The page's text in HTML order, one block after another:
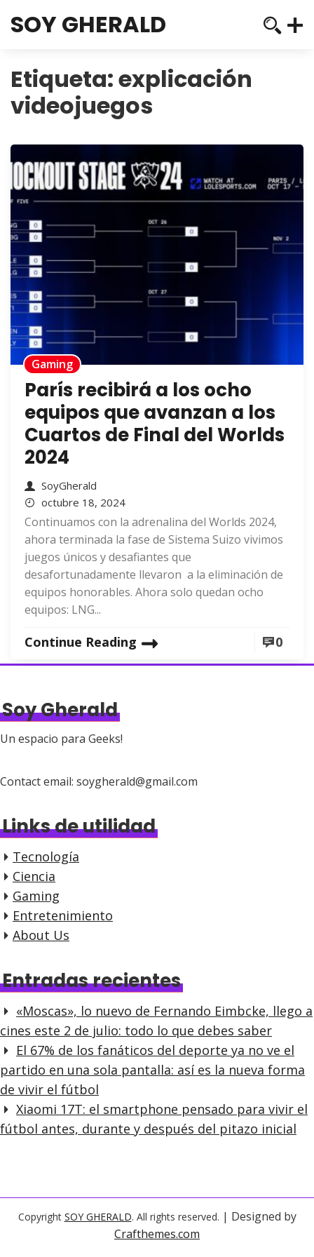
SOY GHERALD
Etiqueta:explicación
videojuegos
Gaming
París recibirá a los ocho
equipos que avanzan a los
Cuartos de Final del Worlds
2024
SoyGherald
octubre 18, 2024
Continuamos con la adrenalina del Worlds 2024,
ahora terminada la fase de Sistema Suizo vivimos
juegos únicos y desafiantes que
desafortunadamente llevaron a la eliminación de
equipos honorables. Ahora solo quedan ocho
equipos: LNG...
Continue Reading 0
Soy Gherald
Un espacio para Geeks!
Contact email: soygherald@gmail.com
Links de utilidad
Tecnología
Ciencia
Gaming
Entretenimiento
About Us
Entradas recientes
«Moscas», lo nuevo de Fernando Eimbcke, llego a
cines este 2 de julio: todo lo que debes saber
El 67% de los fanáticos del deporte ya no ve el
partido en una sola pantalla: así es la nueva forma
de vivir el fútbol
Xiaomi 17T: el smartphone pensado para vivir el
fútbol antes, durante y después del pitazo inicial
Copyright SOY GHERALD. All rights reserved. | Designed by
Crafthemes.com